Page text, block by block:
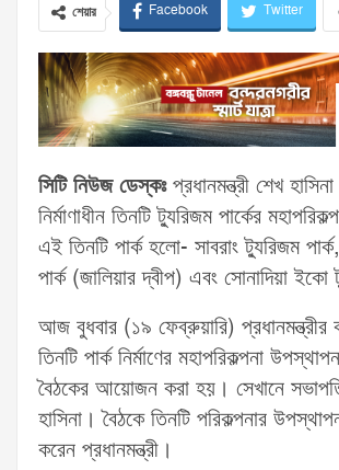
শেয়ার Facebook Twitter
সিটি নিউজ ডেস্কঃপ্রধানমন্ত্রী শেখ
নির্মাণাধীন তিনটি ট্যুরিজম পার্কের
এই তিনটি পার্ক হলো- সাবরাং ট্যুরিজম
পার্ক (জালিয়ার দ্বীপ) এবং সোনাদিয়া ইকো
আজ বুধবার (১৯ ফেব্রুয়ারি) প্রধানমন্ত্রীর
তিনটি পার্ক নির্মাণের মহাপরিকল্পনা
বৈঠকের আয়োজন করা হয়। সেখানে
হাসিনা। বৈঠকে তিনটি পরিকল্পনার
করেন প্রধানমন্ত্রী।